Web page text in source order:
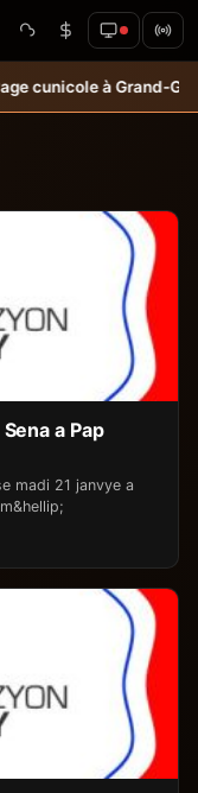
à Grand-Goâve : le
a Pap
madi 21 janvye a